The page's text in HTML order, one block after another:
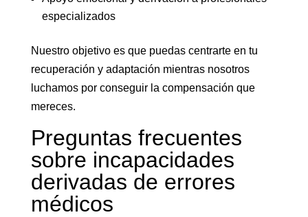
especializados
Nuestro objetivo es que puedas centrarte en tu
recuperación y adaptación mientras nosotros
luchamos por conseguir la compensación que
mereces.
Preguntas frecuentes
sobre incapacidades
derivadas de errores
médicos